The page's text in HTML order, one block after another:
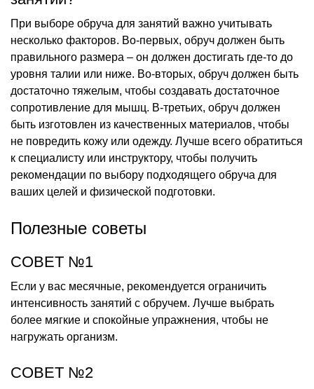
При выборе обруча для занятий важно учитывать
несколько факторов. Во-первых, обруч должен быть
правильного размера – он должен достигать где-то до
уровня талии или ниже. Во-вторых, обруч должен быть
достаточно тяжелым, чтобы создавать достаточное
сопротивление для мышц. В-третьих, обруч должен
быть изготовлен из качественных материалов, чтобы
не повредить кожу или одежду. Лучше всего обратиться
к специалисту или инструктору, чтобы получить
рекомендации по выбору подходящего обруча для
ваших целей и физической подготовки.
Полезные советы
СОВЕТ №1
Если у вас месячные, рекомендуется ограничить
интенсивность занятий с обручем. Лучше выбрать
более мягкие и спокойные упражнения, чтобы не
нагружать организм.
СОВЕТ №2